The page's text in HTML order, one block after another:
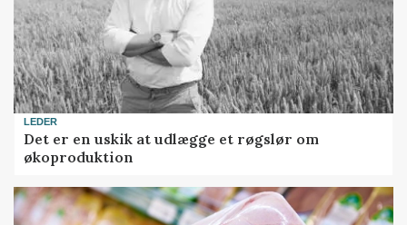
LEDER
Det er en uskik at udlægge et røgslør om
økoproduktion